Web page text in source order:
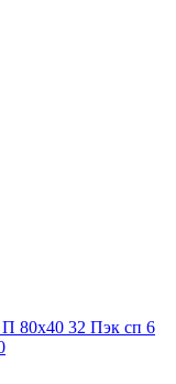
П 80х40 32 Пэк сп 6